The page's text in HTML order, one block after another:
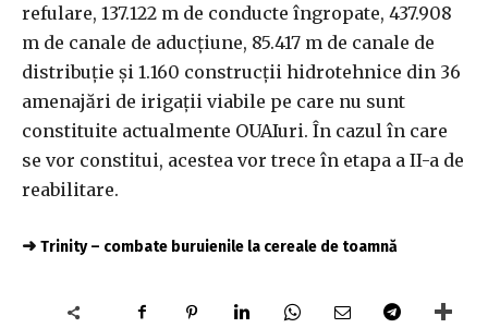
refulare, 137.122 m de conducte îngropate, 437.908
m de canale de aducţiune, 85.417 m de canale de
distribuţie şi 1.160 construcţii hidrotehnice din 36
amenajări de irigaţii viabile pe care nu sunt
constituite actualmente OUAIuri. În cazul în care
se vor constitui, acestea vor trece în etapa a II-a de
reabilitare.
➜ Trinity – combate buruienile la cereale de toamnă